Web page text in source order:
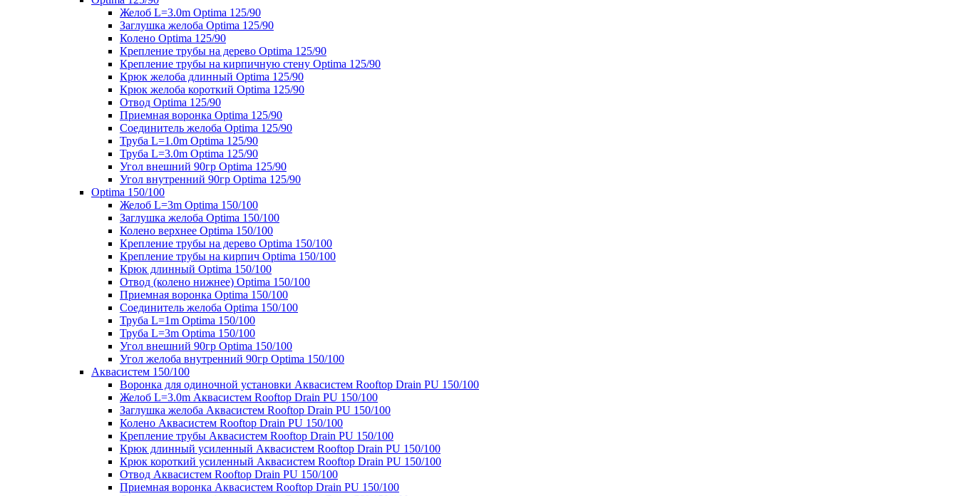
Желоб L=3.0m Optima 125/90
Заглушка желоба Optima 125/90
Колено Optima 125/90
Крепление трубы на дерево Optima 125/90
Крепление трубы на кирпичную стену Optima 125/90
Крюк желоба длинный Optima 125/90
Крюк желоба короткий Optima 125/90
Отвод Optima 125/90
Приемная воронка Optima 125/90
Соединитель желоба Optima 125/90
Труба L=1.0m Optima 125/90
Труба L=3.0m Optima 125/90
Угол внешний 90гр Optima 125/90
Угол внутренний 90гр Optima 125/90
Optima 150/100
Желоб L=3m Optima 150/100
Заглушка желоба Optima 150/100
Колено верхнее Optima 150/100
Крепление трубы на дерево Optima 150/100
Крепление трубы на кирпич Optima 150/100
Крюк длинный Optima 150/100
Отвод (колено нижнее) Optima 150/100
Приемная воронка Optima 150/100
Соединитель желоба Optima 150/100
Труба L=1m Optima 150/100
Труба L=3m Optima 150/100
Угол внешний 90гр Optima 150/100
Угол желоба внутренний 90гр Optima 150/100
Аквасистем 150/100
Воронка для одиночной установки Аквасистем Rooftop Drain PU 150/100
Желоб L=3.0m Аквасистем Rooftop Drain PU 150/100
Заглушка желоба Аквасистем Rooftop Drain PU 150/100
Колено Аквасистем Rooftop Drain PU 150/100
Крепление трубы Аквасистем Rooftop Drain PU 150/100
Крюк длинный усиленный Аквасистем Rooftop Drain PU 150/100
Крюк короткий усиленный Аквасистем Rooftop Drain PU 150/100
Отвод Аквасистем Rooftop Drain PU 150/100
Приемная воронка Аквасистем Rooftop Drain PU 150/100